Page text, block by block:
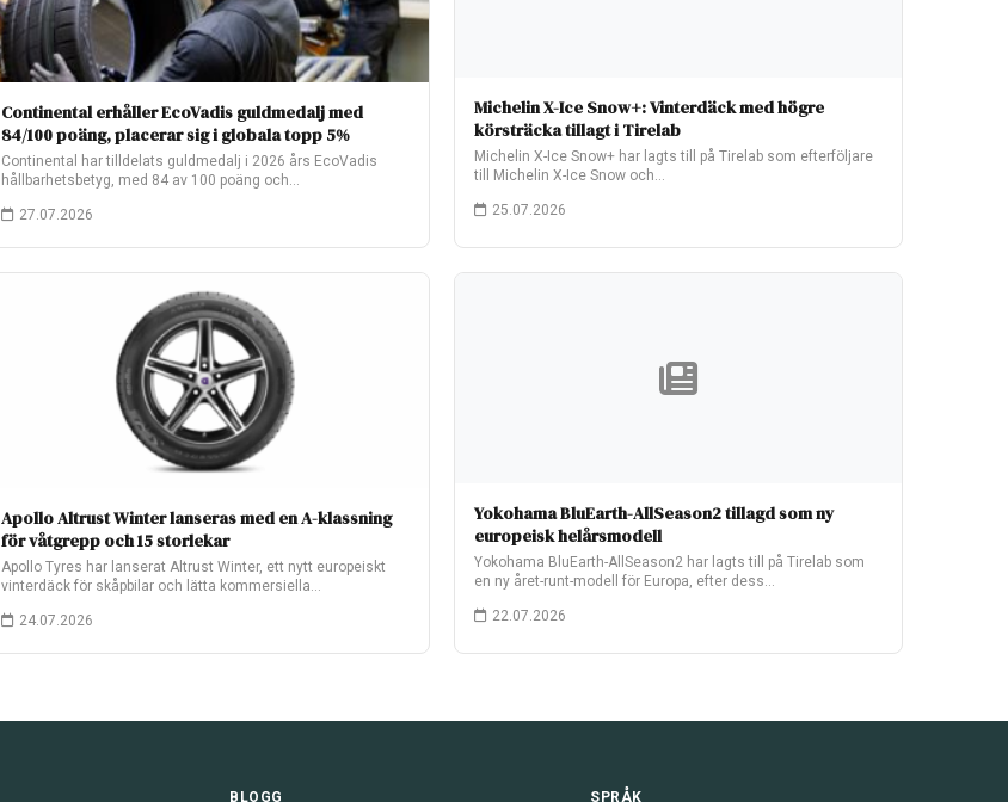
Continental erhåller EcoVadis guldmedalj med
84/100 poäng, placerar sig i globala topp 5%
Continental har tilldelats guldmedalj i 2026 års EcoVadis
hållbarhetsbetyg, med 84 av 100 poäng och…
27.07.2026
Michelin X-Ice Snow+: Vinterdäck med högre
körsträcka tillagt i Tirelab
Michelin X-Ice Snow+ har lagts till på Tirelab som efterföljare
till Michelin X-Ice Snow och…
25.07.2026
Apollo Altrust Winter lanseras med en A-klassning
för våtgrepp och 15 storlekar
Apollo Tyres har lanserat Altrust Winter, ett nytt europeiskt
vinterdäck för skåpbilar och lätta kommersiella…
24.07.2026
Yokohama BluEarth-AllSeason2 tillagd som ny
europeisk helårsmodell
Yokohama BluEarth-AllSeason2 har lagts till på Tirelab som
en ny året-runt-modell för Europa, efter dess…
22.07.2026
BLOGG SPRÅK